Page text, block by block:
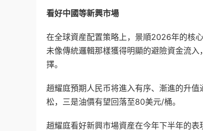
看好中國等新興市場
在全球資産配置策略上，景順2026年的核
未像傳統邏輯那樣獲得明顯的避險資金流
擇。
趙耀庭預期人民币将進入有序、漸進的升
松，三是油價有望回落至80美元/桶。
趙耀庭看好新興市場資産在今年下半年的